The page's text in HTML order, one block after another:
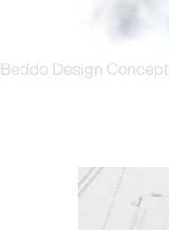
Beddo Design Concept